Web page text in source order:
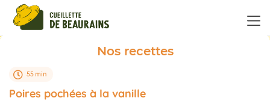
Nos recettes
55 min
Poires pochées à la vanille
Panneau de gestion des cookies